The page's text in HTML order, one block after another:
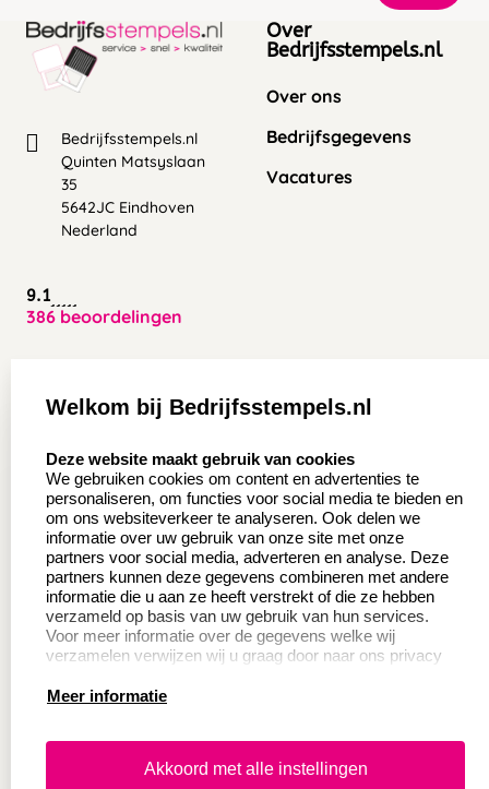
Bedrijfsstempels.nl
Quinten Matsyslaan
35
5642JC Eindhoven
Nederland
9.1
386 beoordelingen
Over
Bedrijfsstempels.nl
Over ons
Bedrijfsgegevens
Vacatures
Aanvraag op maat
Wederverkoper
worden
Sale
Betaling & Verzending
Contact opnemen
Veel gestelde vragen
Retourneren
Herroepingsrecht
Productinformatie:
Instructie voor
Aanleverspecificaties
Welkom bij Bedrijfsstempels.nl
Deze website maakt gebruik van cookies
We gebruiken cookies om content en advertenties te
personaliseren, om functies voor social media te bieden en
om ons websiteverkeer te analyseren. Ook delen we
informatie over uw gebruik van onze site met onze
partners voor social media, adverteren en analyse. Deze
partners kunnen deze gegevens combineren met andere
informatie die u aan ze heeft verstrekt of die ze hebben
verzameld op basis van uw gebruik van hun services.
Voor meer informatie over de gegevens welke wij
verzamelen verwijzen wij u graag door naar ons privacy
Meer informatie
Akkoord met alle instellingen